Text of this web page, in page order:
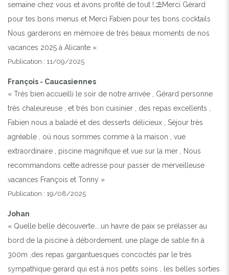
semaine chez vous et avons profité de tout !.⛱️Merci Gérard
pour tes bons menus et Merci Fabien pour tes bons cocktails
Nous garderons en mémoire de très beaux moments de nos
vacances 2025 à Alicante »
Publication : 11/09/2025
François - Caucasiennes
« Très bien accueilli le soir de notre arrivée , Gérard personne
très chaleureuse , et très bon cuisinier , des repas excellents ,
Fabien nous a baladé et des desserts délicieux , Séjour très
agréable , où nous sommes comme à la maison , vue
extraordinaire , piscine magnifique et vue sur la mer , Nous
recommandons cette adresse pour passer de merveilleuse
vacances François et Tonny »
Publication : 19/08/2025
Johan
« Quelle belle découverte....un havre de paix se prélasser au
bord de la piscine à débordement, une plage de sable fin à
300m ,des repas gargantuesques concoctés par le très
sympathique gerard qui est à nos petits soins , les belles sorties